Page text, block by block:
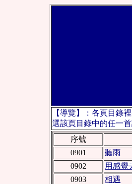
【導覽】：各頁目錄
選該頁目錄中的任一
序號
0901
聽雨
0902
用感覺
0903
相遇